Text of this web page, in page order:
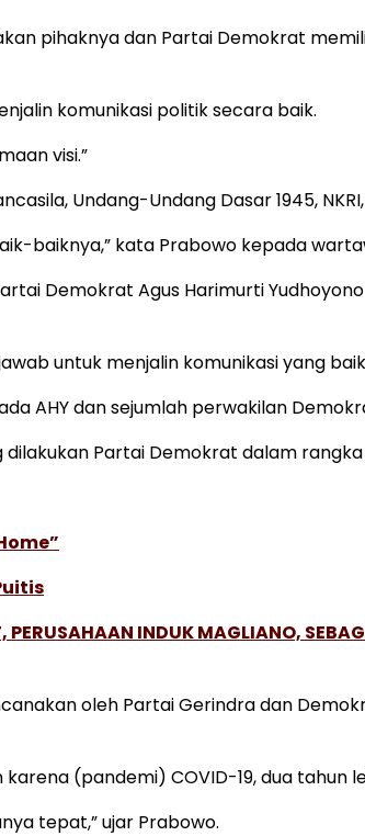
pihaknya dan Partai Demokrat
komunikasi politik secara baik.
visi.”
Undang-Undang Dasar 1945,
baiknya,” kata Prabowo kepada
Demokrat Agus Harimurti
untuk menjalin komunikasi yang
AHY dan sejumlah perwakilan
Partai Demokrat dalam
INDUK MAGLIANO,
oleh Partai Gerindra dan
(pandemi) COVID-19, dua tahun
tepat,” ujar Prabowo.